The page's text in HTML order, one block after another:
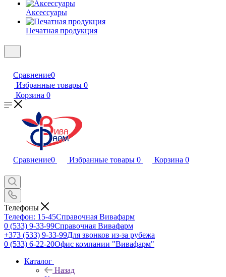
Аксессуары
Печатная продукция
Сравнение0
Избранные товары 0
Корзина 0
Сравнение0 Избранные товары 0 Корзина 0
Телефоны
Телефон: 15-45Справочная Вивафарм
0 (533) 9-33-99Справочная Вивафарм
+373 (533) 9-33-99Для звонков из-за рубежа
0 (533) 6-22-20Офис компании "Вивафарм"
Каталог
Назад